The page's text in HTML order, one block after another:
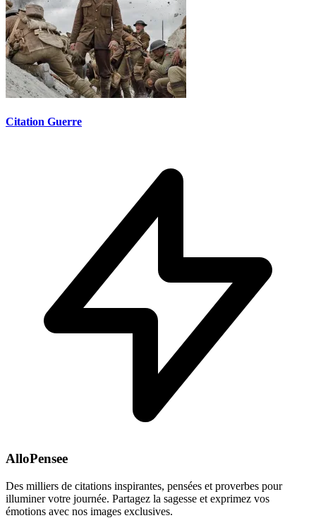
Citation Guerre
AlloPensee
Des milliers de citations inspirantes, pensées et proverbes pour
illuminer votre journée. Partagez la sagesse et exprimez vos
émotions avec nos images exclusives.